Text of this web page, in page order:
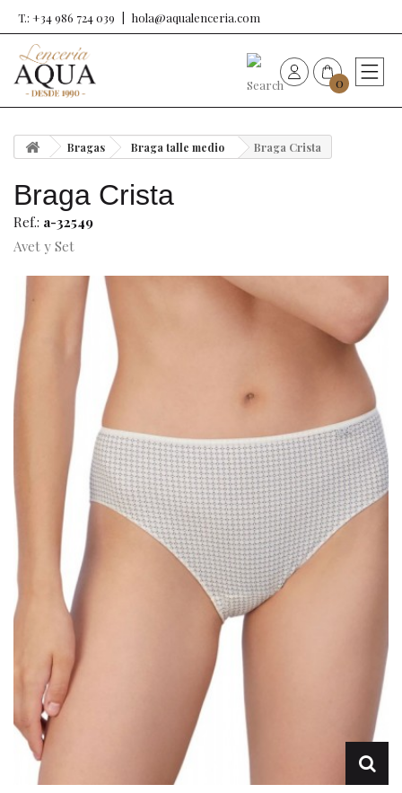
T.: +34 986 724 039 hola@aqualenceria.com
0
Baño de mujer
Ropa y complementos
Lencería
Prendas moldeadoras
Hombre
Bragas Braga talle medio Braga Crista
Braga Crista
Ref.: a-32549
Avet y Set